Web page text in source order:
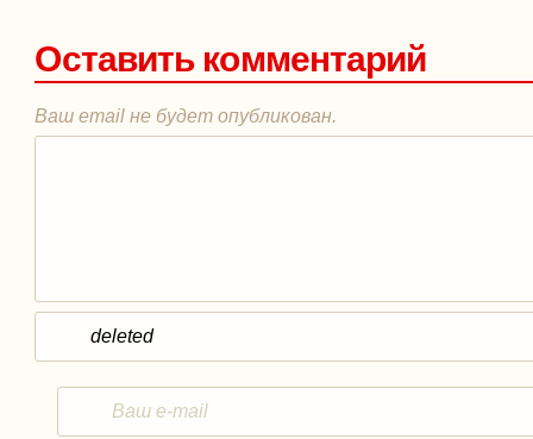
Оставить комментарий
Ваш email не будет опубликован.